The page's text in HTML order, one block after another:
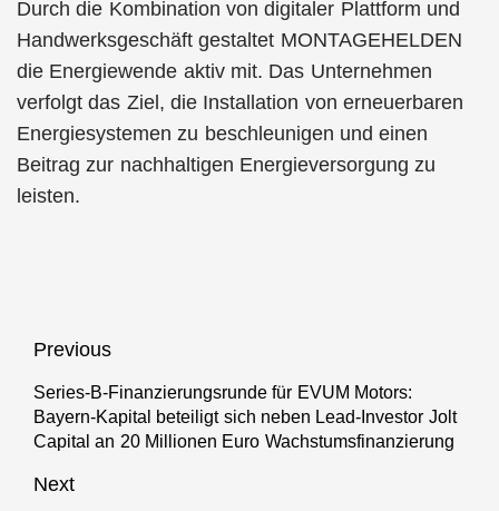
Durch die Kombination von digitaler Plattform und
Handwerksgeschäft gestaltet MONTAGEHELDEN
die Energiewende aktiv mit. Das Unternehmen
verfolgt das Ziel, die Installation von erneuerbaren
Energiesystemen zu beschleunigen und einen
Beitrag zur nachhaltigen Energieversorgung zu
leisten.
Beitragsnavigation
Previous
Previous
post:
Series-B-Finanzierungsrunde für EVUM Motors:
Bayern-Kapital beteiligt sich neben Lead-Investor Jolt
Capital an 20 Millionen Euro Wachstumsfinanzierung
Next